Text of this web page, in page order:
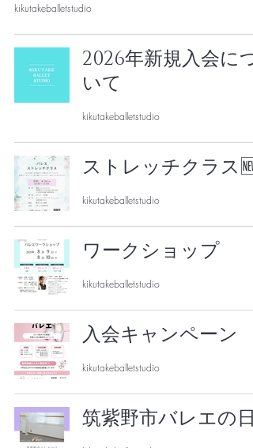
kikutakeballetstudio
2026年新規入会につ
いて
kikutakeballetstudio
ストレッチクラス🆕
kikutakeballetstudio
ワークショップ
kikutakeballetstudio
入会キャンペーン
kikutakeballetstudio
筑紫野市バレエの日